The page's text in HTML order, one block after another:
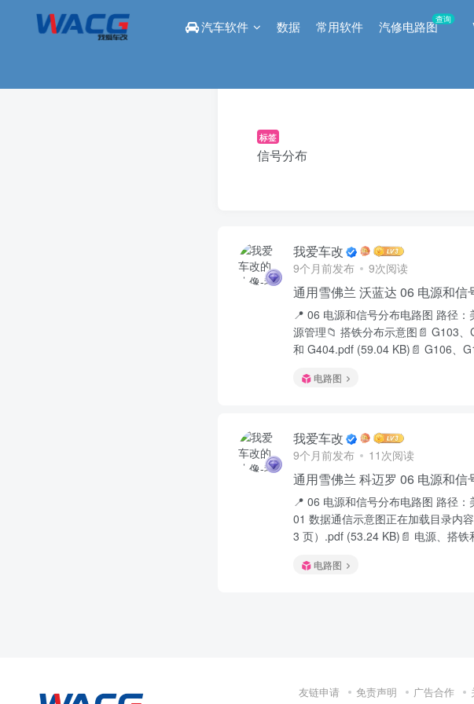
汽车软件 数据 常用软件 汽修电路图查询
标签
信号分布
我爱车改
9个月前发布 9次阅读
通用雪佛兰 沃蓝达 06 电源和信
📍 06 电源和信号分布电路图 路径
源管理📁 搭铁分布示意图📄 G103
和 G404.pdf (59.04 KB)📄 G106、
电路图
我爱车改
9个月前发布 11次阅读
通用雪佛兰 科迈罗 06 电源和信
📍 06 电源和信号分布电路图 路径
01 数据通信示意图正在加载目录内
3 页）.pdf (53.24 KB)📄 电源、搭铁
电路图
友链申请 免责声明 广告合作